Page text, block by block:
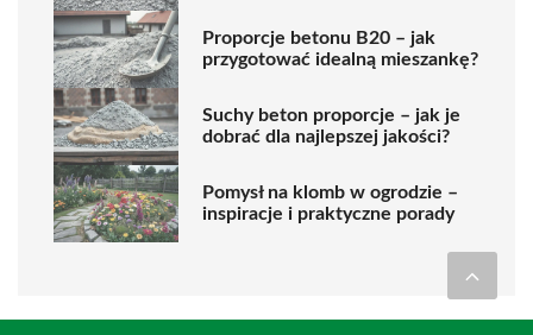
Proporcje betonu B20 – jak
przygotować idealną mieszankę?
Suchy beton proporcje – jak je
dobrać dla najlepszej jakości?
Pomysł na klomb w ogrodzie –
inspiracje i praktyczne porady